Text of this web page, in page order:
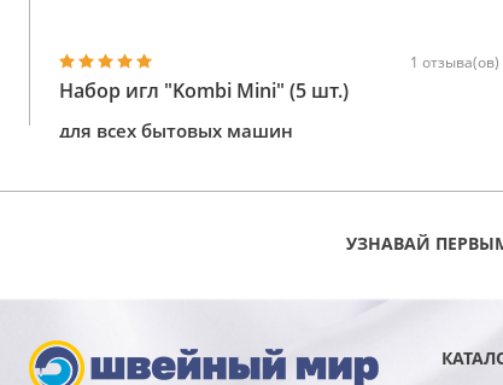
1 отзыва(ов)
Набор игл "Kombi Mini" (5 шт.)
для всех бытовых машин
УЗНАВАЙ